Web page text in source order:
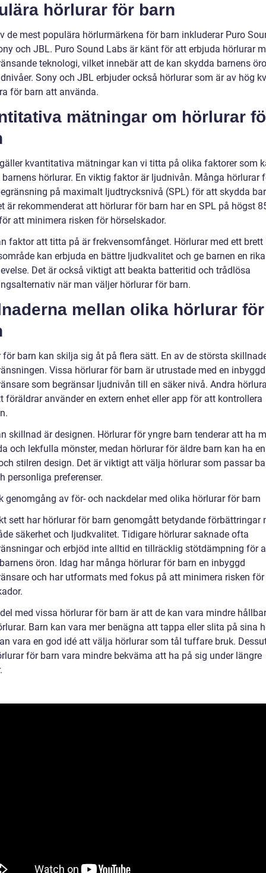
hörlurar för barn
de mest populära hörlurmärkena för barn inkluderar Puro
och JBL. Puro Sound Labs är känt för att erbjuda hörlurar
teknologi, vilket innebär att de kan skydda barnens
Sony och JBL erbjuder också hörlurar som är av hög
för barn att använda.
mätningar om hörlurar
kvantitativa mätningar kan vi titta på olika faktorer som
barnens hörlurar. En viktig faktor är ljudnivån. Många hörlurar
på maximalt ljudtrycksnivå (SPL) för att skydda
är rekommenderat att hörlurar för barn har en SPL på högst
att minimera risken för hörselskador.
faktor att titta på är frekvensomfånget. Hörlurar med ett brett
kan erbjuda en bättre ljudkvalitet och ge barnen en
Det är också viktigt att beakta batteritid och trådlösa
när man väljer hörlurar för barn.
mellan olika hörlurar för
för barn kan skilja sig åt på flera sätt. En av de största
Vissa hörlurar för barn är utrustade med en inbyggd
som begränsar ljudnivån till en säker nivå. Andra
föräldrar använder en extern enhet eller app för att kontrollera
skillnad är designen. Hörlurar för yngre barn tenderar att ha
och lekfulla mönster, medan hörlurar för äldre barn kan ha
stilren design. Det är viktigt att välja hörlurar som passar
personliga preferenser.
genomgång av för- och nackdelar med olika hörlurar för barn
sett har hörlurar för barn genomgått betydande förbättringar
säkerhet och ljudkvalitet. Tidigare hörlurar saknade ofta
och erbjöd inte alltid en tillräcklig stötdämpning för
öron. Idag har många hörlurar för barn en inbyggd
och har utformats med fokus på att minimera risken för
med vissa hörlurar för barn är att de kan vara mindre
Barn kan vara mer benägna att tappa eller slita på sina
vara en god idé att välja hörlurar som tål tuffare bruk.
för barn vara mindre bekväma att ha på sig under längre